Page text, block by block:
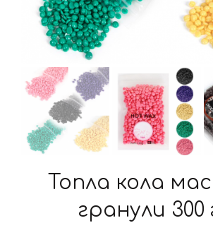
Топла кола
гранули 300